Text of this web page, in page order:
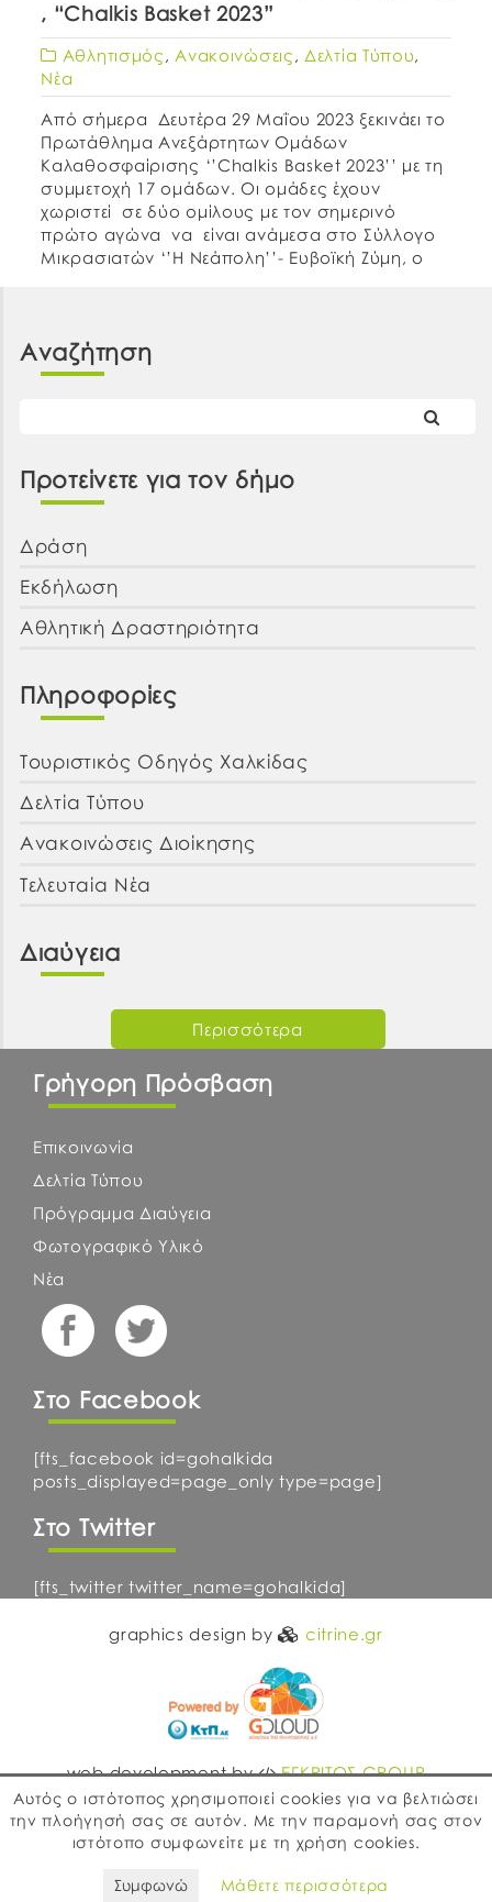
, “Chalkis Basket 2023”
Αθλητισμός , Ανακοινώσεις , Δελτία Τύπου,
Νέα
Από σήμερα Δευτέρα 29 Μαΐου 2023 ξεκινάει το
Πρωτάθλημα Ανεξάρτητων Ομάδων
Καλαθοσφαίρισης ‘’Chalkis Basket 2023’’ με τη
συμμετοχή 17 ομάδων. Οι ομάδες έχουν
χωριστεί σε δύο ομίλους με τον σημερινό
πρώτο αγώνα να είναι ανάμεσα στο Σύλλογο
Μικρασιατών ‘’Η Νεάπολη’’- Ευβοϊκή Ζύμη, ο
Αναζήτηση
Προτείνετε για τον δήμο
Δράση
Εκδήλωση
Αθλητική Δραστηριότητα
Πληροφορίες
Τουριστικός Οδηγός Χαλκίδας
Δελτία Τύπου
Ανακοινώσεις Διοίκησης
Τελευταία Νέα
Διαύγεια
Περισσότερα
Γρήγορη Πρόσβαση
Επικοινωνία
Δελτία Τύπου
Πρόγραμμα Διαύγεια
Φωτογραφικό Υλικό
Νέα
Στο Facebook
[fts_facebook id=gohalkida
posts_displayed=page_only type=page]
Στο Twitter
[fts_twitter twitter_name=gohalkida]
graphics design by citrine.gr
web development by ΕΓΚΡΙΤΟΣ GROUP
Αυτός ο ιστότοπος χρησιμοποιεί cookies για να βελτιώσει
την πλοήγησή σας σε αυτόν. Με την παραμονή σας στον
ιστότοπο συμφωνείτε με τη χρήση cookies.
Συμφωνώ Μάθετε περισσότερα